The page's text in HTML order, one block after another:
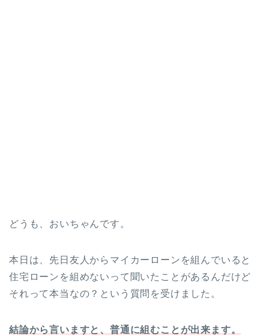
どうも、おいちゃんです。
本日は、先日友人からマイカーローンを組んでいると
住宅ローンを組めないって聞いたことがあるんだけど
それって本当なの？という質問を受けました。
結論から言いますと、普通に組むことが出来ます。